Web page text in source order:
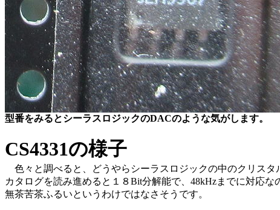
型番をみるとシーラスロジックのDACのような気がします。
CS4331の様子
色々と調べると、どうやらシーラスロジックの中のクリスタ
カタログを読み進めると１８Bit分解能で、48kHzまでに対応
無茶苦茶ふるいというわけではなさそうです。